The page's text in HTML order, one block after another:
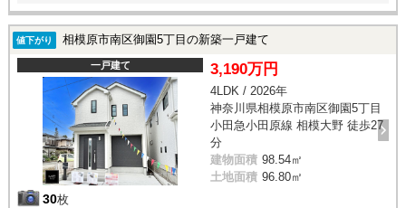
値下がり 相模原市南区御園5丁目の新築一戸建て
一戸建て
30枚
3,190万円
4LDK / 2026年
神奈川県相模原市南区御園5丁目
小田急小田原線 相模大野 徒歩27
分
建物面積 98.54㎡
土地面積 96.80㎡